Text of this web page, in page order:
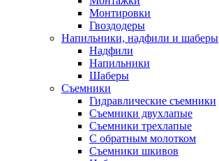
Монтировки
Гвоздодеры
Напильники, надфили и шаберы
Надфили
Напильники
Шаберы
Съемники
Гидравлические съемники
Съемники двухлапые
Съемники трехлапые
С обратным молотком
Съемники шкивов